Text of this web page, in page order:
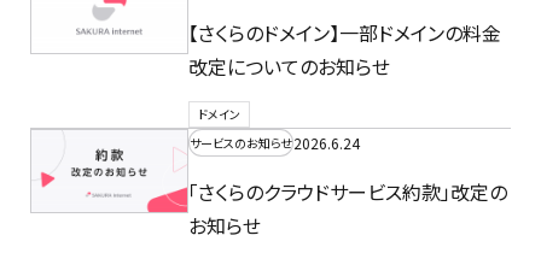
【さくらのドメイン】一部ドメインの料金
改定についてのお知らせ
ドメイン
サービスのお知らせ2026.6.24
「さくらのクラウドサービス約款」改定の
お知らせ